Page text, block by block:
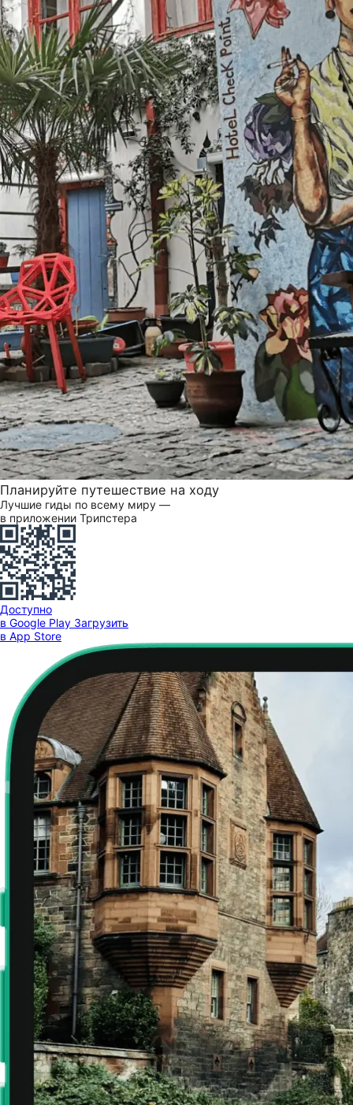
Планируйте путешествие на ходу
Лучшие гиды по всему миру —
в приложении Трипстера
Доступно
в Google Play Загрузить
в App Store